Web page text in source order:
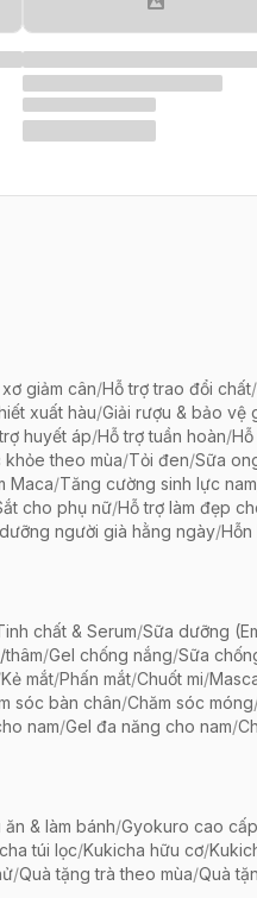
giảm cân/Hỗ trợ trao đổi chất/
xuất hàu/Giải rượu & bảo vệ
huyết áp/Hỗ trợ tuần hoàn/
khỏe theo mùa/Tỏi đen/Sữa
Maca/Tăng cường sinh lực nam
cho phụ nữ/Hỗ trợ làm đẹp
người già hằng ngày/
chất & Serum/Sữa dưỡng
/Gel chống nắng/Sữa
Kẻ mắt/Phấn mắt/Chuốt mi/
sóc bàn chân/Chăm sóc móng
nam/Gel đa năng cho nam/
& làm bánh/Gyokuro cao cấp
túi lọc/Kukicha hữu cơ/
/Quà tặng trà theo mùa/Quà